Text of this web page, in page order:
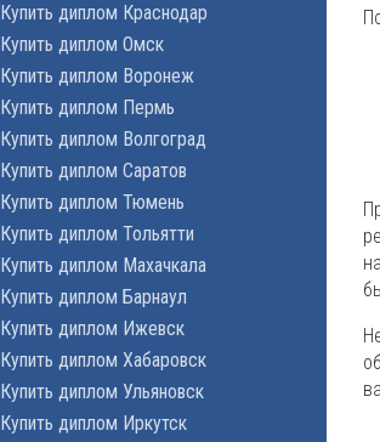
Купить диплом Краснодар
Купить диплом Омск
Купить диплом Воронеж
Купить диплом Пермь
Купить диплом Волгоград
Купить диплом Саратов
Купить диплом Тюмень
Купить диплом Тольятти
Купить диплом Махачкала
Купить диплом Барнаул
Купить диплом Ижевск
Купить диплом Хабаровск
Купить диплом Ульяновск
Купить диплом Иркутск